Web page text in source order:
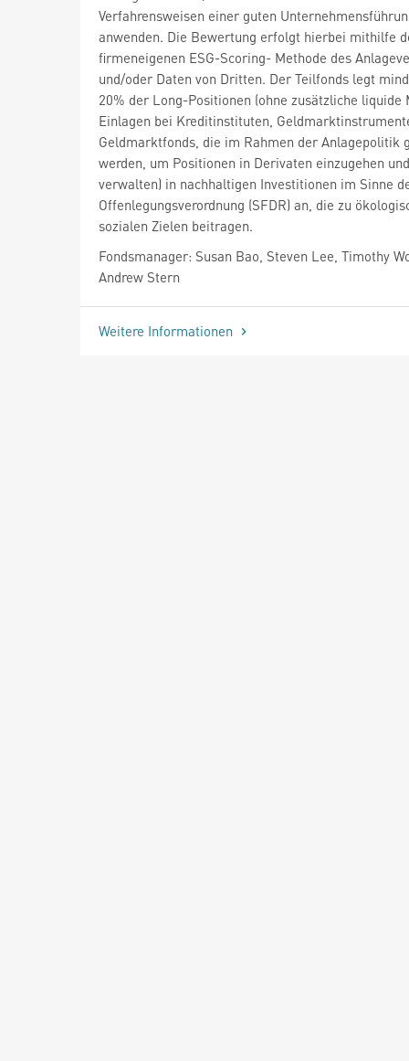
Verfahrensweisen einer guten
anwenden. Die Bewertung erfolgt hierbei mithilfe
firmeneigenen ESG-Scoring- Methode des
und/oder Daten von Dritten. Der Teilfonds legt
20% der Long-Positionen (ohne zusätzliche liquide
Einlagen bei Kreditinstituten,
Geldmarktfonds, die im Rahmen der Anlagepolitik
werden, um Positionen in Derivaten einzugehen
verwalten) in nachhaltigen Investitionen im Sinne
Offenlegungsverordnung (SFDR) an, die zu
sozialen Zielen beitragen.
Fondsmanager: Susan Bao, Steven Lee, Timothy
Andrew Stern
Weitere Informationen